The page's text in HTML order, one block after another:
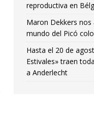
reproductiva en
Maron Dekkers nos
mundo del Picó
Hasta el 20 de
Estivales» traen
a Anderlecht